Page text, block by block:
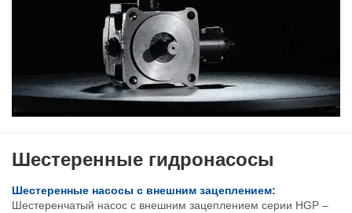
Шестеренные гидронасосы
Шестеренные насосы с внешним зацеплением:
Шестеренчатый насос с внешним зацеплением серии HGP –